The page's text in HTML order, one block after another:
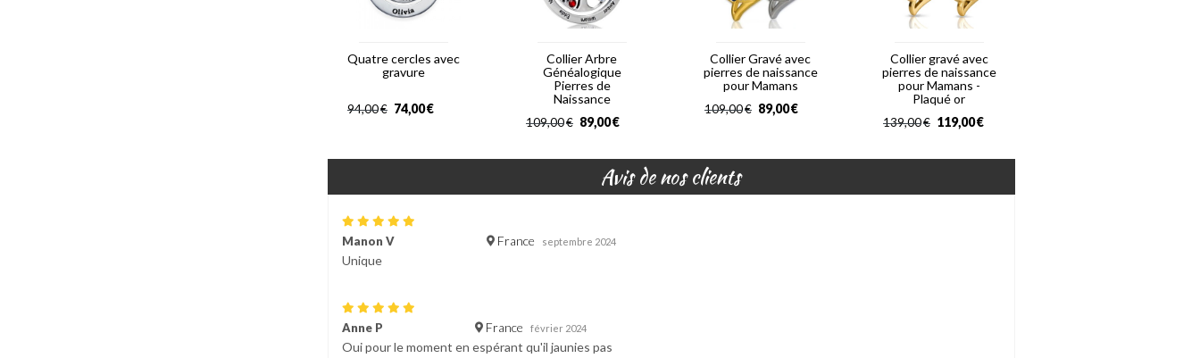
Quatre cercles avec
gravure
€
94,00 €
74,00
Collier Arbre
Généalogique
Pierres de
Naissance
€
109,00 €
89,00
Collier Gravé avec
pierres de naissance
pour Mamans
€
109,00 €
89,00
Collier gravé avec
pierres de naissance
pour Mamans -
Plaqué or
€
139,00 €
119,00
Avis de nos clients
Manon V France septembre 2024
Unique
Anne P France février 2024
Oui pour le moment en espérant qu'il jaunies pas